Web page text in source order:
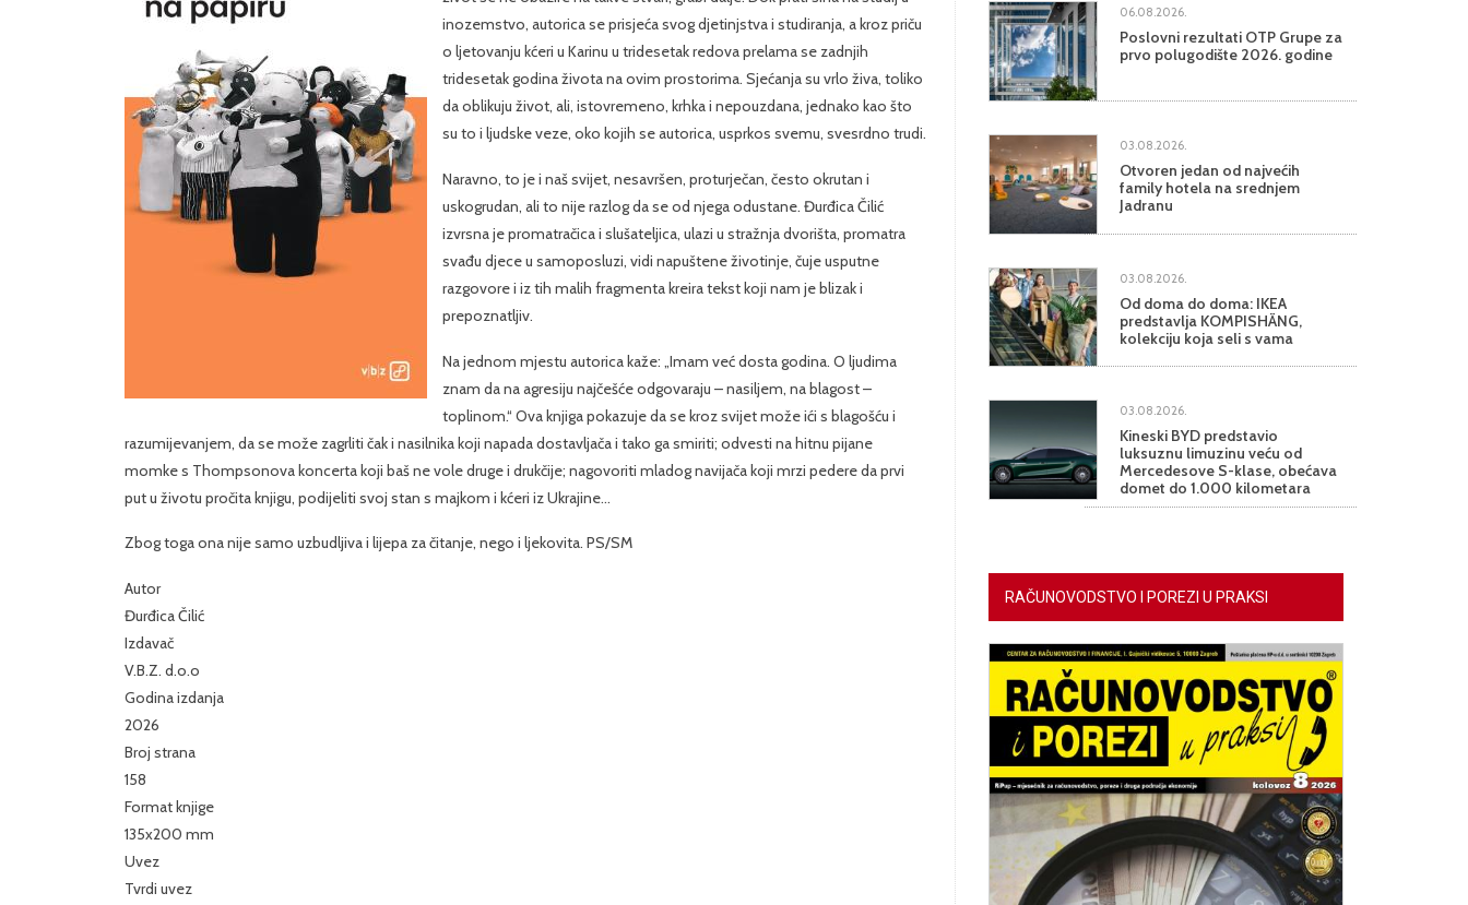
inozemstvo, autorica se prisjeća svog djetinjstva i studiranja, a kroz priču
o ljetovanju kćeri u Karinu u tridesetak redova prelama se zadnjih
tridesetak godina života na ovim prostorima. Sjećanja su vrlo živa, toliko
da oblikuju život, ali, istovremeno, krhka i nepouzdana, jednako kao što
su to i ljudske veze, oko kojih se autorica, usprkos svemu, svesrdno trudi.
Naravno, to je i naš svijet, nesavršen, proturječan, često okrutan i
uskogrudan, ali to nije razlog da se od njega odustane. Đurđica Čilić
izvrsna je promatračica i slušateljica, ulazi u stražnja dvorišta, promatra
svađu djece u samoposluzi, vidi napuštene životinje, čuje usputne
razgovore i iz tih malih fragmenta kreira tekst koji nam je blizak i
prepoznatljiv.
Na jednom mjestu autorica kaže: „Imam već dosta godina. O ljudima
znam da na agresiju najčešće odgovaraju – nasiljem, na blagost –
toplinom.“ Ova knjiga pokazuje da se kroz svijet može ići s blagošću i
razumijevanjem, da se može zagrliti čak i nasilnika koji napada dostavljača i tako ga smiriti; odvesti na hitnu pijane
momke s Thompsonova koncerta koji baš ne vole druge i drukčije; nagovoriti mladog navijača koji mrzi pedere da prvi
put u životu pročita knjigu, podijeliti svoj stan s majkom i kćeri iz Ukrajine…
Zbog toga ona nije samo uzbudljiva i lijepa za čitanje, nego i ljekovita. PS/SM
Autor
Đurđica Čilić
Izdavač
V.B.Z. d.o.o
Godina izdanja
2026
Broj strana
158
Format knjige
135x200 mm
Uvez
Tvrdi uvez
06.08.2026.
Poslovni rezultati OTP Grupe za
prvo polugodište 2026. godine
03.08.2026.
Otvoren jedan od najvećih
family hotela na srednjem
Jadranu
03.08.2026.
Od doma do doma: IKEA
predstavlja KOMPISHÄNG,
kolekciju koja seli s vama
03.08.2026.
Kineski BYD predstavio
luksuznu limuzinu veću od
Mercedesove S-klase, obećava
domet do 1.000 kilometara
RAČUNOVODSTVO I POREZI U PRAKSI